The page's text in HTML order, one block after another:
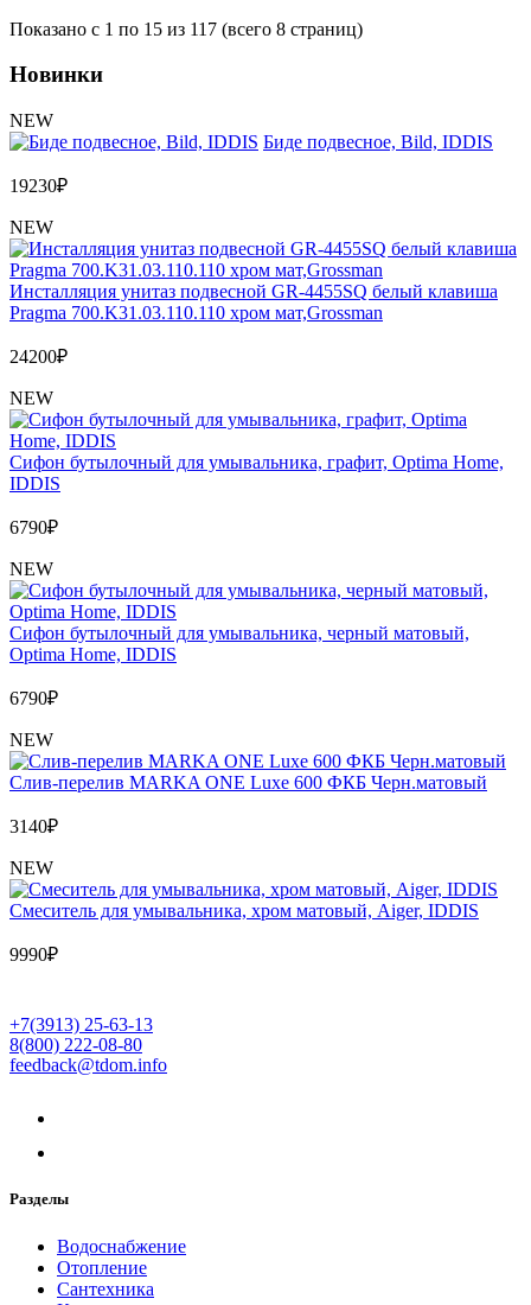
Показано с 1 по 15 из 117 (всего 8 страниц)
Новинки
NEW
Биде подвесное, Bild, IDDIS
19230₽
NEW
Инсталляция унитаз подвесной GR-4455SQ белый клавиша
Pragma 700.K31.03.110.110 хром мат,Grossman
24200₽
NEW
Сифон бутылочный для умывальника, графит, Optima Home,
IDDIS
6790₽
NEW
Сифон бутылочный для умывальника, черный матовый,
Optima Home, IDDIS
6790₽
NEW
Слив-перелив MARKA ONE Luxe 600 ФКБ Черн.матовый
3140₽
NEW
Cмеситель для умывальника, хром матовый, Aiger, IDDIS
9990₽
+7(3913) 25-63-13
8(800) 222-08-80
feedback@tdom.info
Разделы
Водоснабжение
Отопление
Сантехника